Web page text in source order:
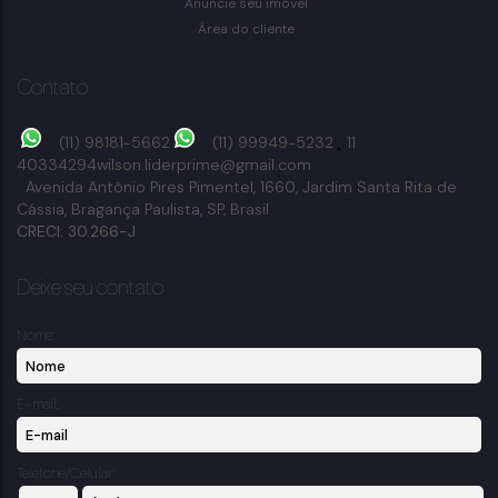
Anuncie seu imóvel
Área do cliente
Contato
(11) 98181-5662 (11) 99949-5232
11
40334294wilson.liderprime@gmail.com
Avenida Antônio Pires Pimentel, 1660, Jardim Santa Rita de
Cássia, Bragança Paulista, SP, Brasil
CRECI: 30.266-J
Deixe seu contato
Nome:
E-mail:
Telefone/Celular: